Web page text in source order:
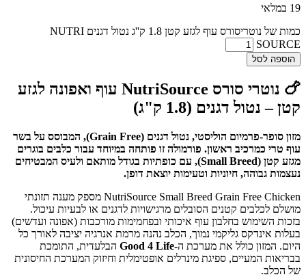
19 במלאי
כמות של נוטריסורס עוף לגזע קטן 1.8 ק''ג נטול דגנים NUTRI
SOURCE
הוספה לסל
🍗 נוטרי סורס NutriSource עוף ואפונה לגזע
קטן – נטול דגנים (1.8 ק"ג)
מזון סופר-פרמיום הוליסטי, נטול דגנים (Grain Free), המבוסס על בשר
עוף טרי כמרכיב ראשון. פורמולה זו פותחה במיוחד עבור כלבים בוגרים
מגזע קטן (Small Breed), עם כופתיות בגודל מותאם ולעיס המבטיחים
נעצמות גבוהה, חיוניות וטעימות יוצאת דופן.
NutriSource Small Breed Grain Free Chicken מספק מענה תזונתי
מושלם לכלבים קטנים הסובלים מרגישויות לדגנים או לבעיות עיכול.
בזכות השימוש בחלבון עוף איכותי ובפחמימות מורכבות (אפונה ועדשים)
בעלות אינדקס גליקמי נמוך, הכלב נהנה מרמת אנרגיה יציבה לאורך כל
היום. המזון כולל את מערכת ה-Good 4 Life הבלעדית, התומכת
בבריאות המעיים, ספיגת מינרלים אופטימלית וחיזוק המערכת החיסונית
של הכלב.